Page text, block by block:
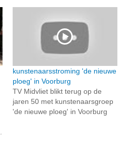
kunstenaarsstroming 'de nieuwe
ploeg' in Voorburg
TV Midvliet blikt terug op de
jaren 50 met kunstenaarsgroep
'de nieuwe ploeg' in Voorburg